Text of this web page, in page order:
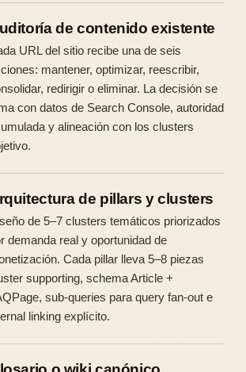
de contenido existente
URL del sitio recibe una de seis
mantener, optimizar, reescribir,
redirigir o eliminar. La decisión se
con datos de Search Console, autoridad
y alineación con los clusters
de pillars y clusters
de 5–7 clusters temáticos priorizados
demanda real y oportunidad de
Cada pillar lleva 5–8 piezas
supporting, schema Article +
sub-queries para query fan-out e
linking explícito.